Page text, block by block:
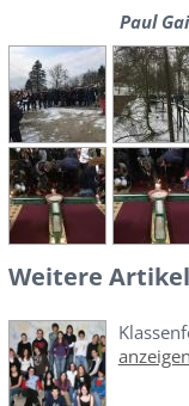
Paul
Weitere